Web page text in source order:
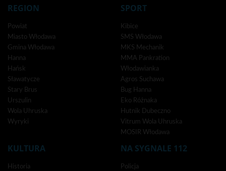
REGION
Powiat
Miasto Włodawa
Gmina Włodawa
Hanna
Hańsk
Sławatycze
Stary Brus
Urszulin
Wola Uhruska
Wyryki
SPORT
Kibice
SMS Włodawa
MKS Mechanik
MMA Pankration
Włodawianka
Agros Suchawa
Bug Hanna
Eko Różnaka
Hutnik Dubeczno
Vitrum Wola Uhruska
MOSIR Włodawa
KULTURA
Historia
NA SYGNALE 112
Policja